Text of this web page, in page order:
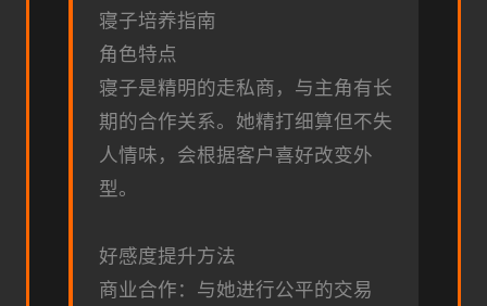
寝子培养指南
角色特点
寝子是精明的走私商，与主角有长
期的合作关系。她精打细算但不失
人情味，会根据客户喜好改变外
型。
好感度提升方法
商业合作：与她进行公平的交易